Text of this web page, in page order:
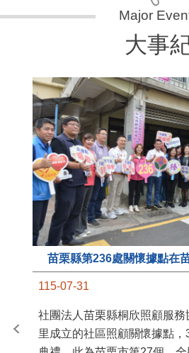
大事
苗栗縣第236處關懷據點在
115-07-31
社團法人苗栗縣桐欣照顧服
里成立的社區照顧關懷據點